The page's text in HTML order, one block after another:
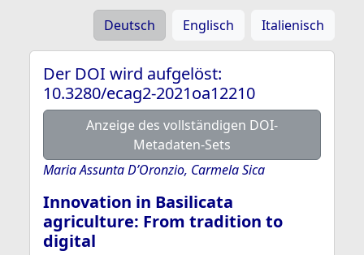
Deutsch Englisch Italienisch
Der DOI wird aufgelöst:
10.3280/ecag2-2021oa12210
Anzeige des vollständigen DOI-
Metadaten-Sets
Maria Assunta D’Oronzio, Carmela Sica
Innovation in Basilicata
agriculture: From tradition to
digital